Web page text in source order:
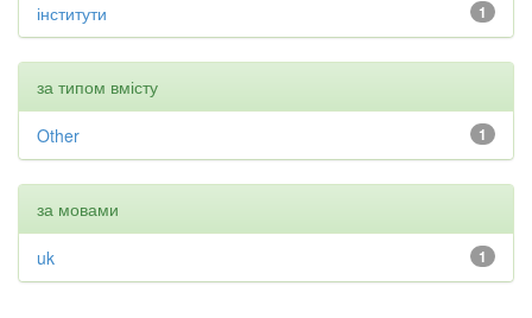
1
інститути
за типом вмісту
1
Other
за мовами
1
uk